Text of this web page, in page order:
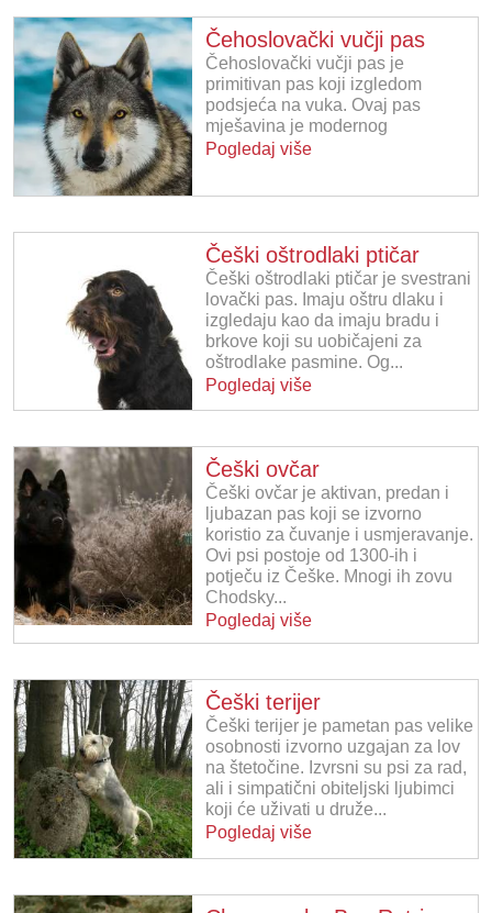
Čehoslovački vučji pas
Čehoslovački vučji pas je
primitivan pas koji izgledom
podsjeća na vuka. Ovaj pas
mješavina je modernog
Pogledaj više
Češki oštrodlaki ptičar
Češki oštrodlaki ptičar je svestrani
lovački pas. Imaju oštru dlaku i
izgledaju kao da imaju bradu i
brkove koji su uobičajeni za
oštrodlake pasmine. Og...
Pogledaj više
Češki ovčar
Češki ovčar je aktivan, predan i
ljubazan pas koji se izvorno
koristio za čuvanje i usmjeravanje.
Ovi psi postoje od 1300-ih i
potječu iz Češke. Mnogi ih zovu
Chodsky...
Pogledaj više
Češki terijer
Češki terijer je pametan pas velike
osobnosti izvorno uzgajan za lov
na štetočine. Izvrsni su psi za rad,
ali i simpatični obiteljski ljubimci
koji će uživati u druže...
Pogledaj više